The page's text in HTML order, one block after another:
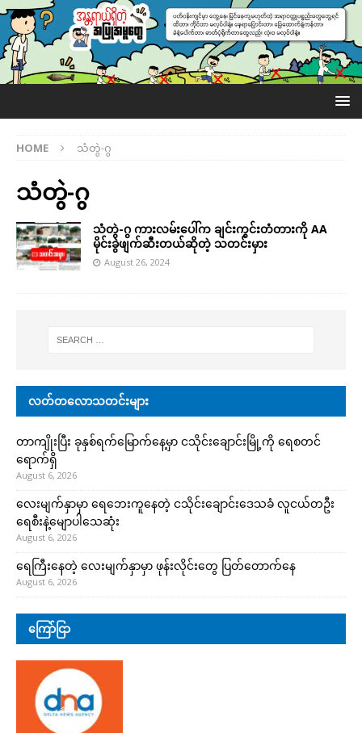
HOME သံတွဲ-ဂွ
သံတွဲ-ဂွ
သံတွဲ-ဂွ ကားလမ်းပေါ်က ချင်းကွင်းတံတားကို AA
မိုင်းခွဲဖျက်ဆီးတယ်ဆိုတဲ့ သတင်းမှား
August 26, 2024
လတ်တလောသတင်းများ
တာကျိုးပြီး ခုနှစ်ရက်မြောက်နေ့မှာ ငသိုင်းချောင်းမြို့ကို ရေစတင်
ရောက်ရှိ
August 6, 2026
လေးမျက်နှာမှာ ရေဘေးကူနေတဲ့ ငသိုင်းချောင်းဒေသခံ လူငယ်တဦး
ရေစီးနဲ့မျောပါသေဆုံး
August 6, 2026
ရေကြီးနေတဲ့ လေးမျက်နှာမှာ ဖုန်းလိုင်းတွေ ပြတ်တောက်နေ
August 6, 2026
ကြော်ငြာ